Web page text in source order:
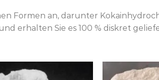
Formen an, darunter
erhalten Sie es 100 % diskret